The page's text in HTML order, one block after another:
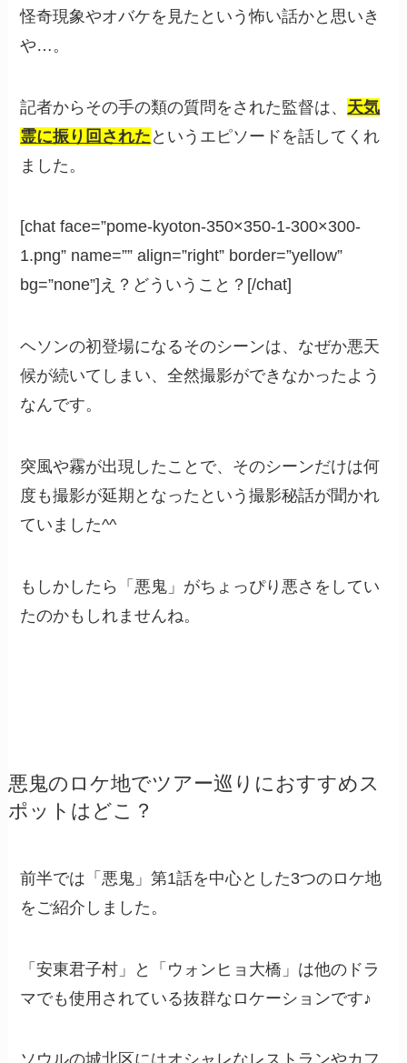
怪奇現象やオバケを見たという怖い話かと思いき
や…。
記者からその手の類の質問をされた監督は、 天気
霊に振り回された というエピソードを話してくれ
ました。
[chat face=”pome-kyoton-350×350-1-300×300-
1.png” name=”” align=”right” border=”yellow”
bg=”none”]え？どういうこと？[/chat]
ヘソンの初登場になるそのシーンは、なぜか悪天
候が続いてしまい、全然撮影ができなかったよう
なんです。
突風や霧が出現したことで、そのシーンだけは何
度も撮影が延期となったという撮影秘話が聞かれ
ていました^^
もしかしたら「悪鬼」がちょっぴり悪さをしてい
たのかもしれませんね。
悪鬼のロケ地でツアー巡りにおすすめス
ポットはどこ？
前半では「悪鬼」第1話を中心とした3つのロケ地
をご紹介しました。
「安東君子村」と「ウォンヒョ大橋」は他のドラ
マでも使用されている抜群なロケーションです♪